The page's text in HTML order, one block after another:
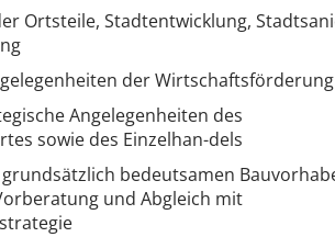
Ortsteile, Stadtentwicklung,
der Wirtschaftsförderung
Angelegenheiten des
sowie des Einzelhan-dels
bedeutsamen
und Abgleich mit